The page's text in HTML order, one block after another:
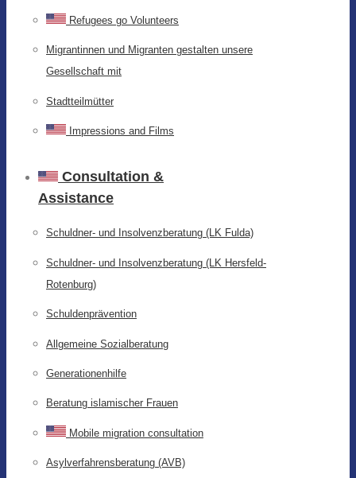
Refugees go Volunteers
Migrantinnen und Migranten gestalten unsere
Gesellschaft mit
Stadtteilmütter
Impressions and Films
Consultation &
Assistance
Schuldner- und Insolvenzberatung (LK Fulda)
Schuldner- und Insolvenzberatung (LK Hersfeld-
Rotenburg)
Schuldenprävention
Allgemeine Sozialberatung
Generationenhilfe
Beratung islamischer Frauen
Mobile migration consultation
Asylverfahrensberatung (AVB)